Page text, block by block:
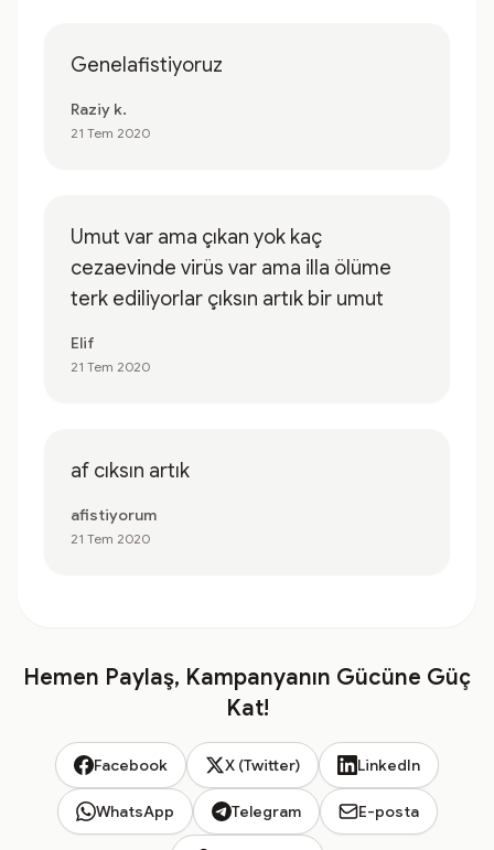
Genelafistiyoruz
Raziy k.
21 Tem 2020
Umut var ama çıkan yok kaç
cezaevinde virüs var ama illa ölüme
terk ediliyorlar çıksın artık bir umut
Elif
21 Tem 2020
af cıksın artık
afistiyorum
21 Tem 2020
Hemen Paylaş, Kampanyanın Gücüne Güç
Kat!
Facebook X (Twitter) LinkedIn
WhatsApp Telegram E-posta